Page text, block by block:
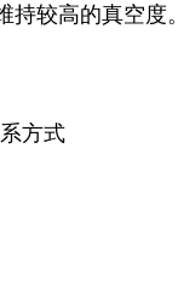
较高的真空度。